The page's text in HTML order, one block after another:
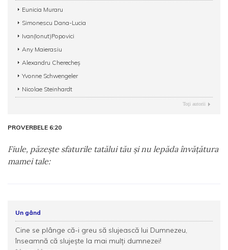
Eunicia Muraru
Simonescu Dana-Lucia
Ivan(Ionut)Popovici
Any Maierasiu
Alexandru Cherecheş
Yvonne Schwengeler
Nicolae Steinhardt
Toţi autorii
PROVERBELE 6:20
Fiule, păzeşte sfaturile tatălui tău şi nu lepăda învăţătura
mamei tale:
Un gând
Cine se plânge că-i greu să slujească lui Dumnezeu,
înseamnă că slujește la mai mulți dumnezei!